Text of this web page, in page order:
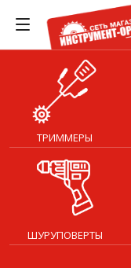
ТРИММЕРЫ
ШУРУПОВЕРТЫ